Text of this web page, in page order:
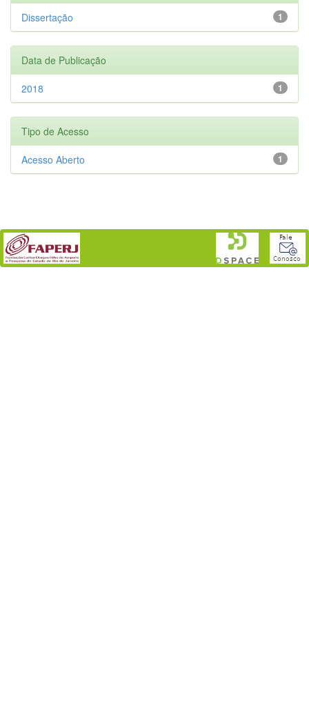
1
Dissertação
Data de Publicação
1
2018
Tipo de Acesso
1
Acesso Aberto